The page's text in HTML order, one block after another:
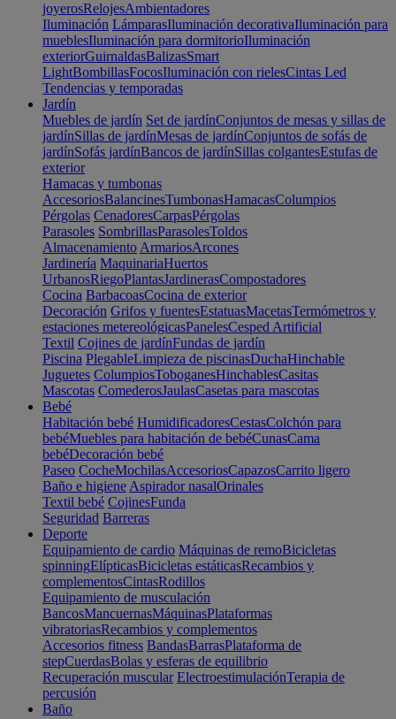
joyerosRelojesAmbientadores
Iluminación LámparasIluminación decorativaIluminación para
mueblesIluminación para dormitorioIluminación
exteriorGuirnaldasBalizasSmart
LightBombillasFocosIluminación con rielesCintas Led
Tendencias y temporadas
Jardín
Muebles de jardín Set de jardínConjuntos de mesas y sillas de
jardínSillas de jardínMesas de jardínConjuntos de sofás de
jardínSofás jardínBancos de jardínSillas colgantesEstufas de
exterior
Hamacas y tumbonas
AccesoriosBalancinesTumbonasHamacasColumpios
Pérgolas CenadoresCarpasPérgolas
Parasoles SombrillasParasolesToldos
Almacenamiento ArmariosArcones
Jardinería MaquinariaHuertos
UrbanosRiegoPlantasJardinerasCompostadores
Cocina BarbacoasCocina de exterior
Decoración Grifos y fuentesEstatuasMacetasTermómetros y
estaciones metereológicasPanelesCesped Artificial
Textil Cojines de jardínFundas de jardín
Piscina PlegableLimpieza de piscinasDuchaHinchable
Juguetes ColumpiosToboganesHinchablesCasitas
Mascotas ComederosJaulasCasetas para mascotas
Bebé
Habitación bebé HumidificadoresCestasColchón para
bebéMuebles para habitación de bebéCunasCama
bebéDecoración bebé
Paseo CocheMochilasAccesoriosCapazosCarrito ligero
Baño e higiene Aspirador nasalOrinales
Textil bebé CojinesFunda
Seguridad Barreras
Deporte
Equipamiento de cardio Máquinas de remoBicicletas
spinningElípticasBicicletas estáticasRecambios y
complementosCintasRodillos
Equipamiento de musculación
BancosMancuernasMáquinasPlataformas
vibratoriasRecambios y complementos
Accesorios fitness BandasBarrasPlataforma de
stepCuerdasBolas y esferas de equilibrio
Recuperación muscular ElectroestimulaciónTerapia de
percusión
Baño